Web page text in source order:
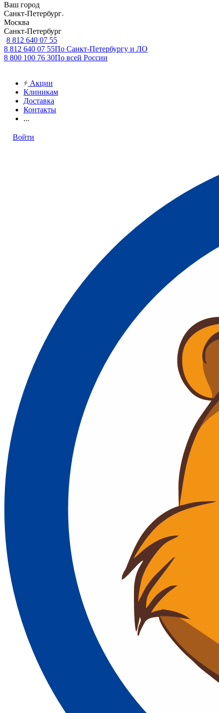
Ваш город
Санкт-Петербург
Москва
Санкт-Петербург
8 812 640 07 55
8 812 640 07 55По Санкт-Петербургу и ЛО
8 800 100 76 30По всей России
Акции
Клиникам
Доставка
Контакты
...
Войти